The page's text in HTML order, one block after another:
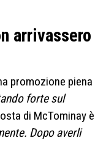
arrivassero
promozione piena
forte sul
di McTominay è
Dopo averli